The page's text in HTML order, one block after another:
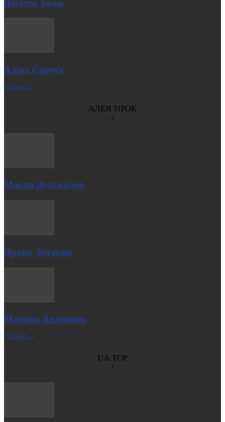
Віолета Заєць
Аліна Савчук
| Більше →
АЛЕЯ ЗІРОК
Макар Дудукалов
Ярина Фегецин
Марина Андряник
| Більше →
UA:TOP